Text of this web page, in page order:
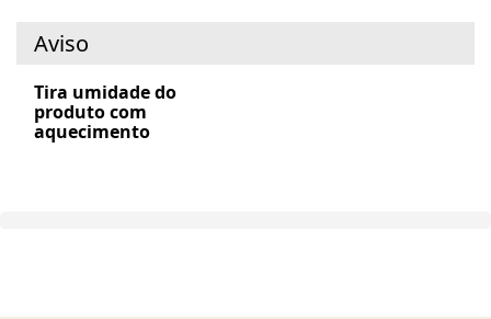
Aviso
Tira umidade do
produto com
aquecimento